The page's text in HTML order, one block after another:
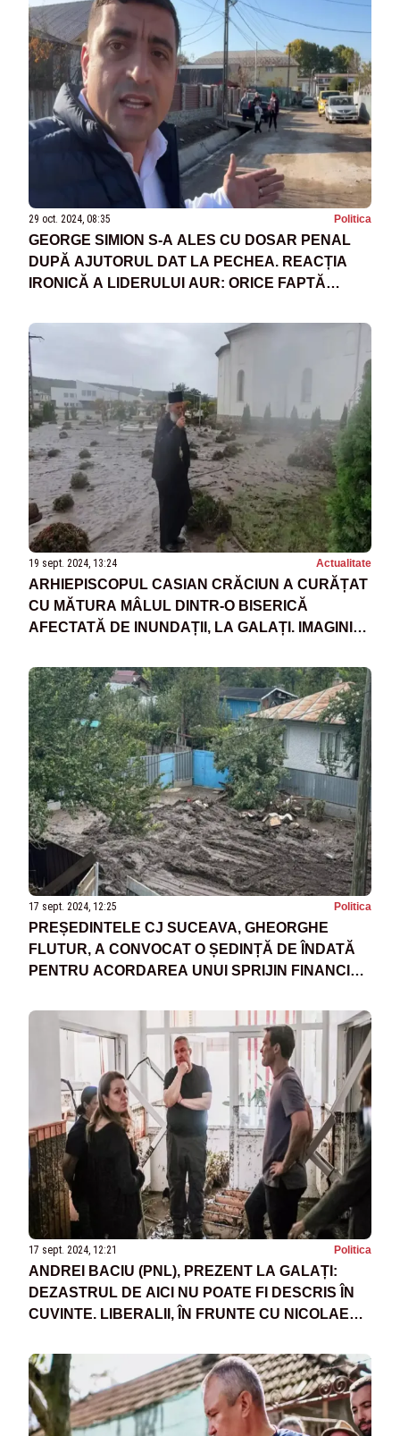
29 oct. 2024, 08:35 Politica
GEORGE SIMION S-A ALES CU DOSAR PENAL
DUPĂ AJUTORUL DAT LA PECHEA. REACȚIA
IRONICĂ A LIDERULUI AUR: ORICE FAPTĂ
19 sept. 2024, 13:24 Actualitate
ARHIEPISCOPUL CASIAN CRĂCIUN A CURĂȚAT
CU MĂTURA MÂLUL DINTR-O BISERICĂ
AFECTATĂ DE INUNDAȚII, LA GALAȚI. IMAGINI
DE APE
17 sept. 2024, 12:25 Politica
PREȘEDINTELE CJ SUCEAVA, GHEORGHE
FLUTUR, A CONVOCAT O ȘEDINȚĂ DE ÎNDATĂ
PENTRU ACORDAREA UNUI SPRIJIN FINANCIAR
17 sept. 2024, 12:21 Politica
ANDREI BACIU (PNL), PREZENT LA GALAȚI:
DEZASTRUL DE AICI NU POATE FI DESCRIS ÎN
CUVINTE. LIBERALII, ÎN FRUNTE CU NICOLAE
AFECTAȚI DE INUNDAȚII